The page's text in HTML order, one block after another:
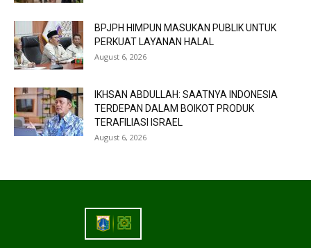
BPJPH HIMPUN MASUKAN PUBLIK UNTUK
PERKUAT LAYANAN HALAL
August 6, 2026
IKHSAN ABDULLAH: SAATNYA INDONESIA
TERDEPAN DALAM BOIKOT PRODUK
TERAFILIASI ISRAEL
August 6, 2026